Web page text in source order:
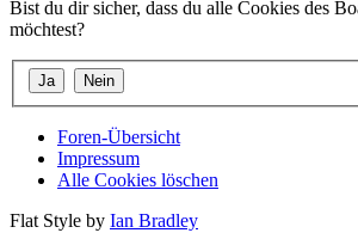
Bist du dir sicher, dass du alle Cookies des
möchtest?
Foren-Übersicht
Impressum
Alle Cookies löschen
Flat Style by Ian Bradley